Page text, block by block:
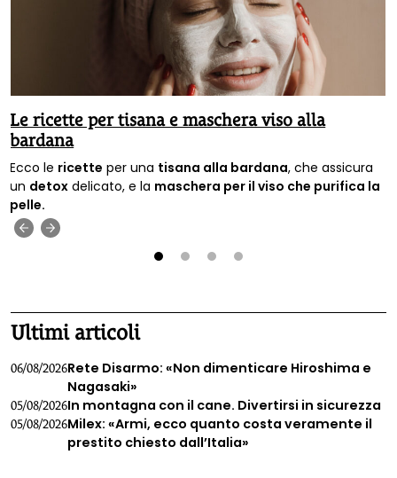
Le ricette per tisana e maschera viso alla
bardana
Ecco le ricette per una tisana alla bardana, che assicura
un detox delicato, e la maschera per il viso che purifica la
pelle.
Ultimi articoli
06/08/2026Rete Disarmo: «Non dimenticare Hiroshima e
Nagasaki»
05/08/2026In montagna con il cane. Divertirsi in sicurezza
05/08/2026Milex: «Armi, ecco quanto costa veramente il
prestito chiesto dall’Italia»